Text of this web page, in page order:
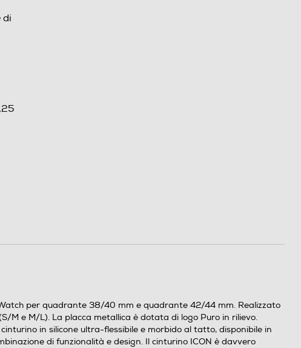
di
per quadrante 38/40 mm e quadrante 42/44 mm. Realizzato
M e M/L). La placca metallica è dotata di logo Puro in rilievo.
cinturino in silicone ultra-flessibile e morbido al tatto, disponibile in
di funzionalità e design. Il cinturino ICON è davvero